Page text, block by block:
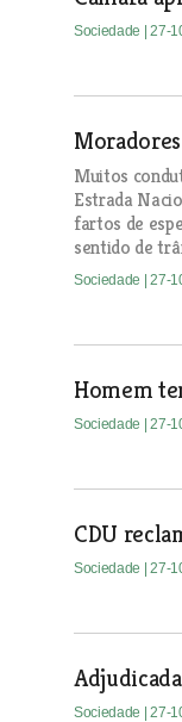
Sociedade | 27-
Muitos
Estrada
fartos de
sentido de
Sociedade | 27-
Homem
Sociedade | 27-
CDU
Sociedade | 27-
Sociedade | 27-